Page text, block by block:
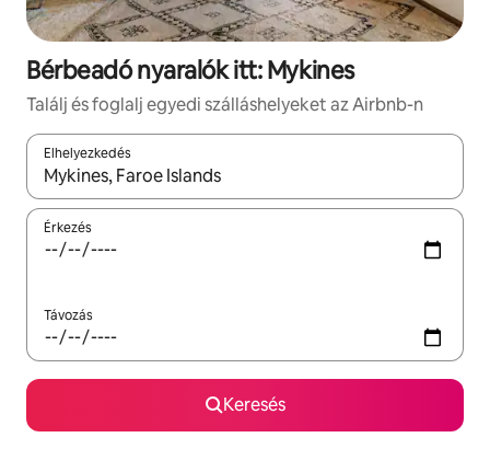
Bérbeadó nyaralók itt: Mykines
Találj és foglalj egyedi szálláshelyeket az Airbnb-n
Elhelyezkedés
Az eredmények között a felfelé és a lefelé nyíllal
Érkezés
Távozás
Keresés